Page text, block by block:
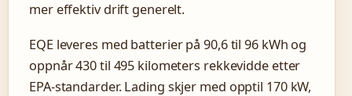
mer effektiv drift generelt.
EQE leveres med batterier på 90,6 til 96 kWh og
oppnår 430 til 495 kilometers rekkevidde etter
EPA-standarder. Lading skjer med opptil 170 kW,